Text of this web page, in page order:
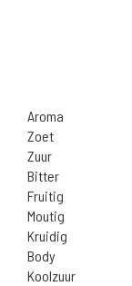
Aroma
Zoet
Zuur
Bitter
Fruitig
Moutig
Kruidig
Body
Koolzuur